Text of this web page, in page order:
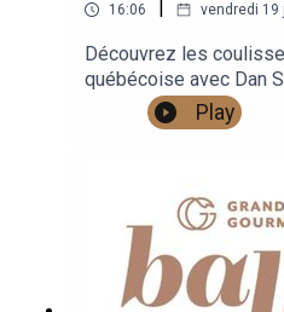
16:06 vendredi 19
Découvrez les
québécoise avec Dan
eats. Au menu : tofus
manger, son histoire
Play